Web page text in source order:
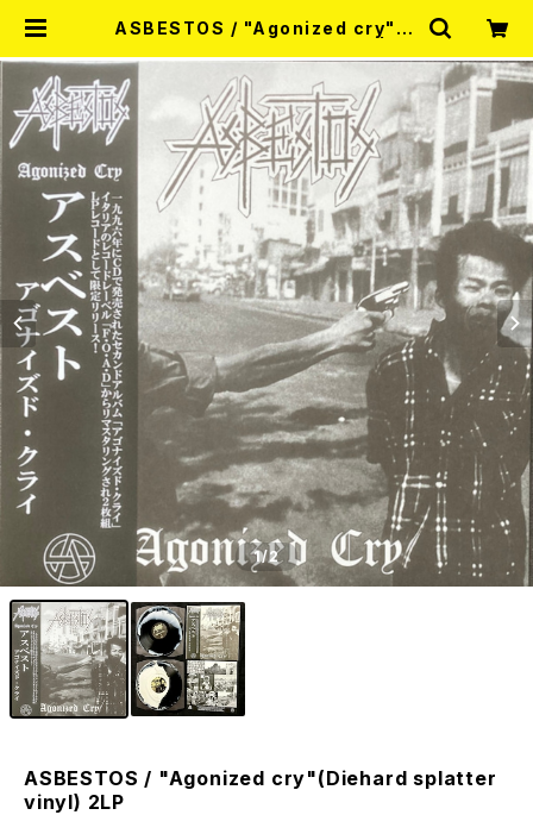
ASBESTOS / "Agonized cry"(D
CORD SHOP MISERY
1/2
ASBESTOS / "Agonized cry"(Diehard splatter
vinyl) 2LP